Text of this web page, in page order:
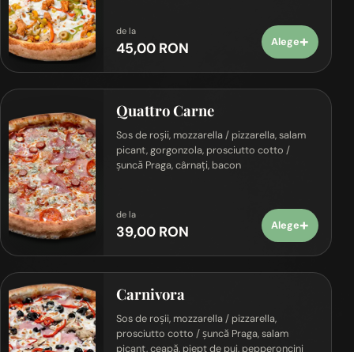
de la
45,00 RON Alege+
Quattro Carne
Sos de roșii, mozzarella / pizzarella, salam
picant, gorgonzola, prosciutto cotto /
șuncă Praga, cârnați, bacon
de la
39,00 RON Alege+
Carnivora
Sos de roșii, mozzarella / pizzarella,
prosciutto cotto / șuncă Praga, salam
picant, ceapă, piept de pui, pepperoncini